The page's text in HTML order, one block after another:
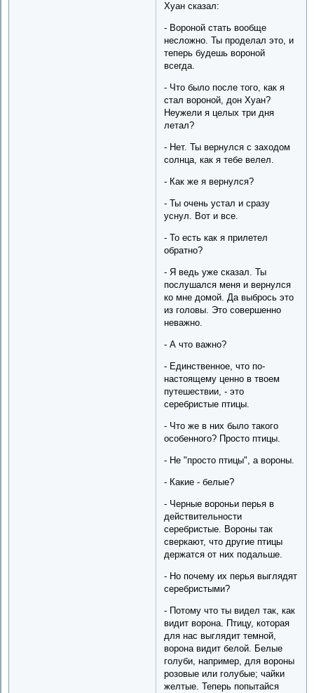
Хуан сказал:
- Вороной стать вообще
несложно. Ты проделал это, и
теперь будешь вороной
всегда.
- Что было после того, как я
стал вороной, дон Хуан?
Неужели я целых три дня
летал?
- Нет. Ты вернулся с заходом
солнца, как я тебе велел.
- Как же я вернулся?
- Ты очень устал и сразу
уснул. Вот и все.
- То есть как я прилетел
обратно?
- Я ведь уже сказал. Ты
послушался меня и вернулся
ко мне домой. Да выбрось это
из головы. Это совершенно
неважно.
- А что важно?
- Единственное, что по-
настоящему ценно в твоем
путешествии, - это
серебристые птицы.
- Что же в них было такого
особенного? Просто птицы.
- Не "просто птицы", а вороны.
- Какие - белые?
- Черные вороньи перья в
действительности
серебристые. Вороны так
сверкают, что другие птицы
держатся от них подальше.
- Но почему их перья выглядят
серебристыми?
- Потому что ты видел так, как
видит ворона. Птицу, которая
для нас выглядит темной,
ворона видит белой. Белые
голуби, например, для вороны
розовые или голубые; чайки
желтые. Теперь попытайся